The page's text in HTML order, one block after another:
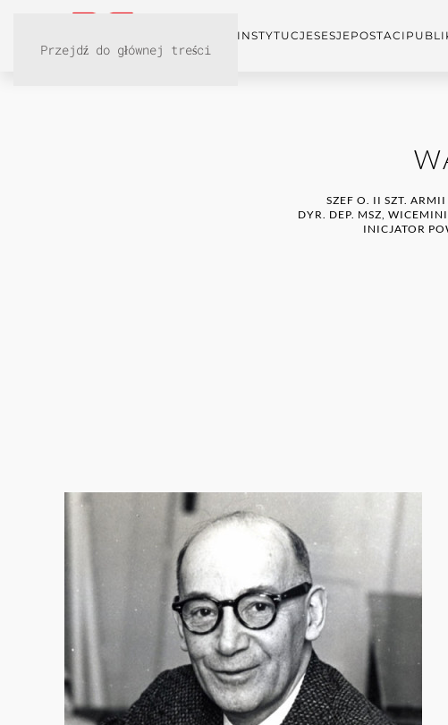
Przejdź do głównej treści
INSTYTUCJESESJEPOSTACI
SZEF O. II SZT.
DYR. DEP. MSZ,
INICJATOR